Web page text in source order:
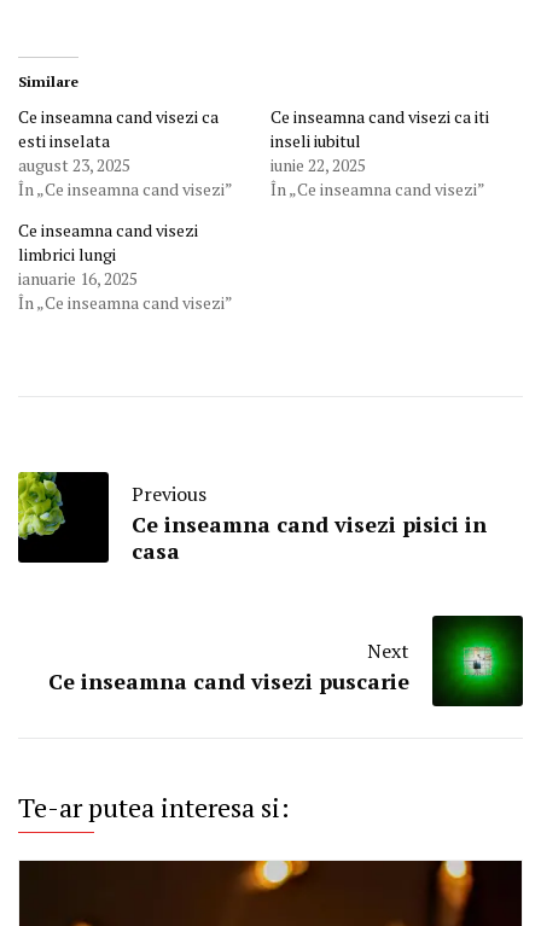
Similare
Ce inseamna cand visezi ca
esti inselata
august 23, 2025
În „Ce inseamna cand visezi”
Ce inseamna cand visezi ca iti
inseli iubitul
iunie 22, 2025
În „Ce inseamna cand visezi”
Ce inseamna cand visezi
limbrici lungi
ianuarie 16, 2025
În „Ce inseamna cand visezi”
Previous
Ce inseamna cand visezi pisici in
casa
Next
Ce inseamna cand visezi puscarie
Te-ar putea interesa si: